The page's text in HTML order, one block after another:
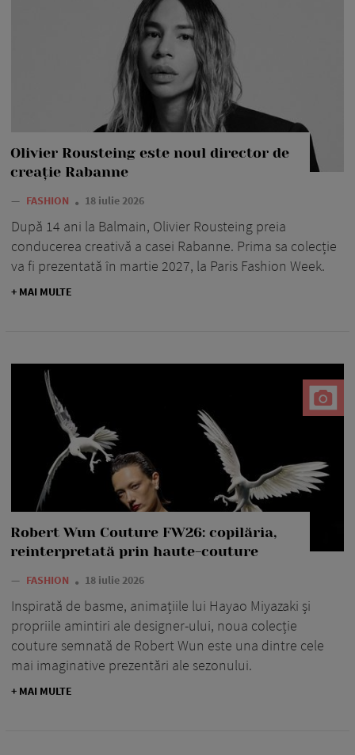
Olivier Rousteing este noul director de
creație Rabanne
— FASHION 18 iulie 2026
După 14 ani la Balmain, Olivier Rousteing preia
conducerea creativă a casei Rabanne. Prima sa colecție
va fi prezentată în martie 2027, la Paris Fashion Week.
+ MAI MULTE
Robert Wun Couture FW26: copilăria,
reinterpretată prin haute-couture
— FASHION 18 iulie 2026
Inspirată de basme, animațiile lui Hayao Miyazaki și
propriile amintiri ale designer-ului, noua colecție
couture semnată de Robert Wun este una dintre cele
mai imaginative prezentări ale sezonului.
+ MAI MULTE